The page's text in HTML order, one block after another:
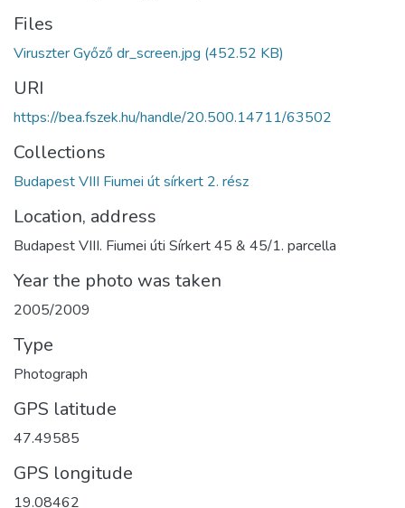
Files
Viruszter Győző dr_screen.jpg (452.52 KB)
URI
https://bea.fszek.hu/handle/20.500.14711/63502
Collections
Budapest VIII Fiumei út sírkert 2. rész
Location, address
Budapest VIII. Fiumei úti Sírkert 45 & 45/1. parcella
Year the photo was taken
2005/2009
Type
Photograph
GPS latitude
47.49585
GPS longitude
19.08462